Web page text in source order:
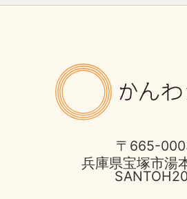
ほっとひと息
8月営業日のお知らせ
酷暑に負けない体つくり
〒665-
兵庫県宝塚市湯